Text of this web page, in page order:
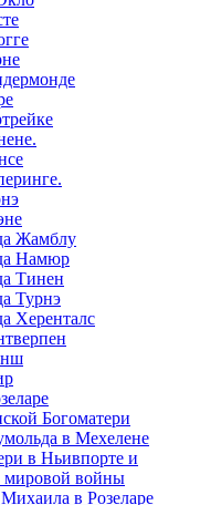
Жамблу
Намюр
Тинен
Турнэ
Херенталс
Богоматери
в Мехелене
в Ньивпорте и
мировой войны
в Розеларе